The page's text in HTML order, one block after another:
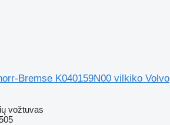
Bremse K040159N00 vilkiko Volvo
vožtuvas